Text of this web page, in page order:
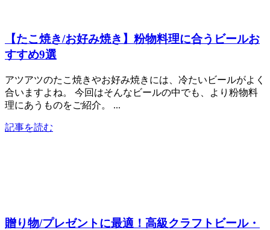
【たこ焼き/お好み焼き】粉物料理に合うビールお
すすめ9選
アツアツのたこ焼きやお好み焼きには、冷たいビールがよく
合いますよね。 今回はそんなビールの中でも、より粉物料
理にあうものをご紹介。 ...
記事を読む
贈り物/プレゼントに最適！高級クラフトビール・